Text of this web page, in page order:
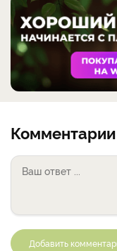
Добавить